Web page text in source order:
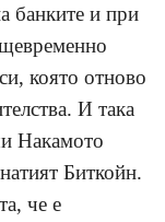
банките и при
която отново
И така
Накамото
Биткойн.
че е